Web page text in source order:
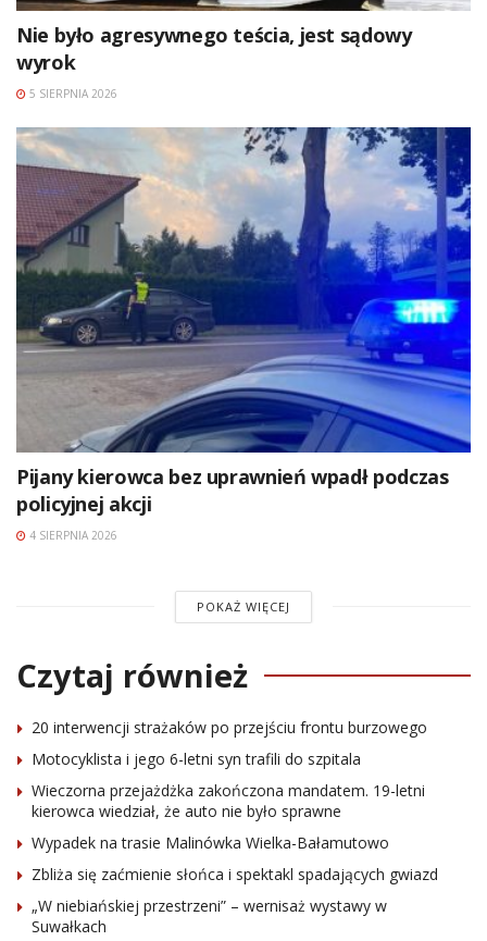
Nie było agresywnego teścia, jest sądowy
wyrok
5 SIERPNIA 2026
Pijany kierowca bez uprawnień wpadł podczas
policyjnej akcji
4 SIERPNIA 2026
POKAŻ WIĘCEJ
Czytaj również
20 interwencji strażaków po przejściu frontu burzowego
Motocyklista i jego 6-letni syn trafili do szpitala
Wieczorna przejażdżka zakończona mandatem. 19-letni
kierowca wiedział, że auto nie było sprawne
Wypadek na trasie Malinówka Wielka-Bałamutowo
Zbliża się zaćmienie słońca i spektakl spadających gwiazd
„W niebiańskiej przestrzeni” – wernisaż wystawy w
Suwałkach